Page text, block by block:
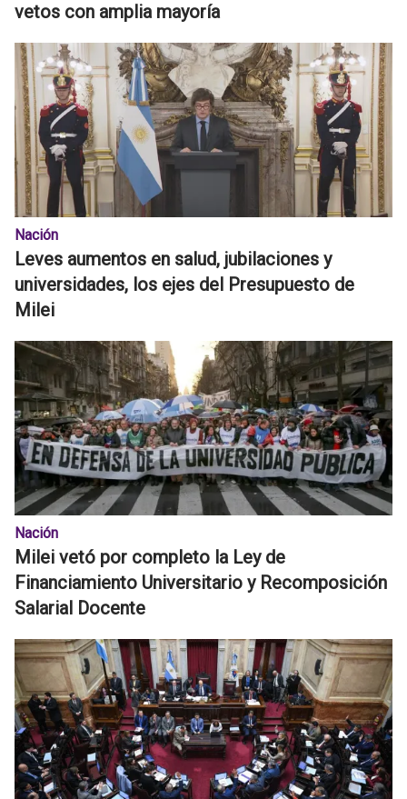
vetos con amplia mayoría
Nación
Leves aumentos en salud, jubilaciones y
universidades, los ejes del Presupuesto de
Milei
Nación
Milei vetó por completo la Ley de
Financiamiento Universitario y Recomposición
Salarial Docente